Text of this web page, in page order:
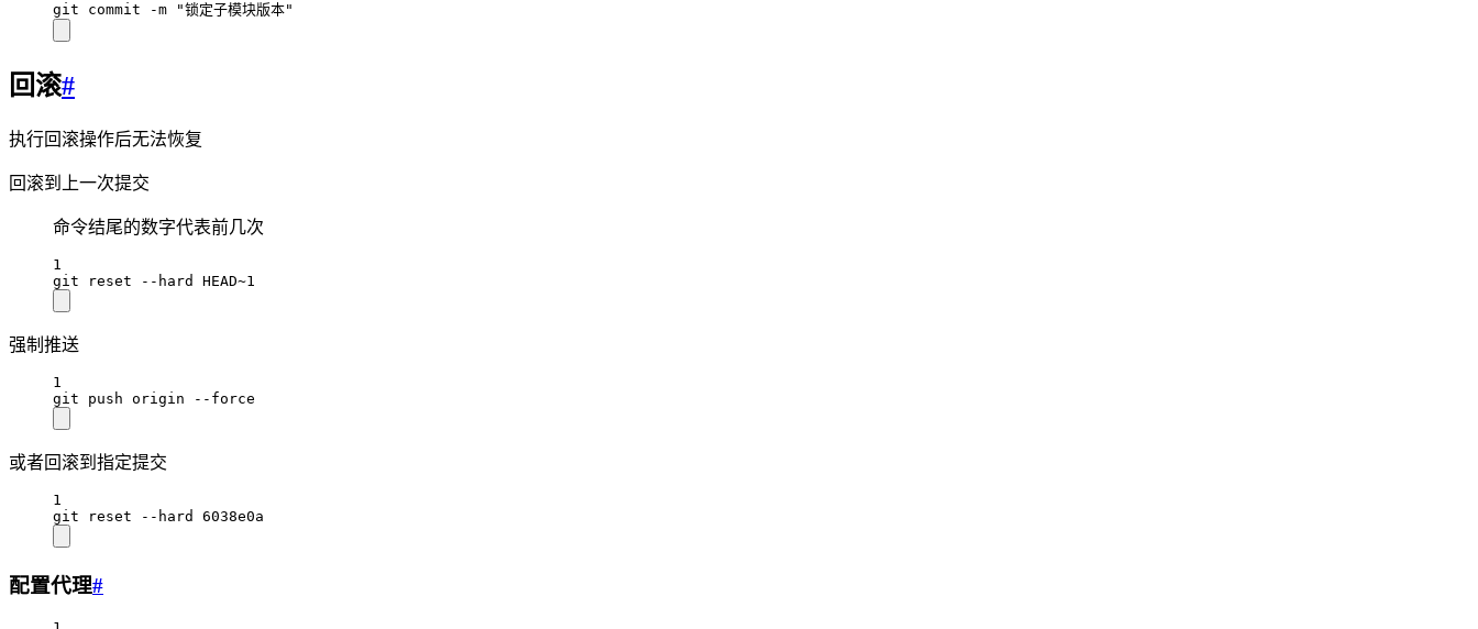
git commit -m "锁定子模块版本"
回滚#
执行回滚操作后无法恢复
回滚到上一次提交
命令结尾的数字代表前几次
1
git reset --hard HEAD~1
强制推送
1
git push origin --force
或者回滚到指定提交
1
git reset --hard 6038e0a
配置代理#